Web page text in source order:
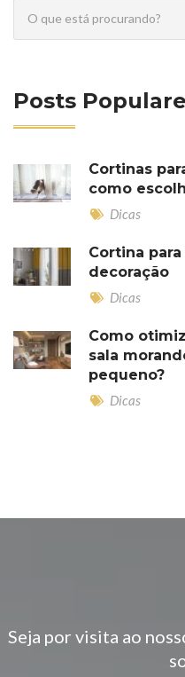
Posts
Cortinas
como
Dicas
Cortina
decoração
Dicas
Como
sala
pequeno?
Dicas
Seja por visita ao